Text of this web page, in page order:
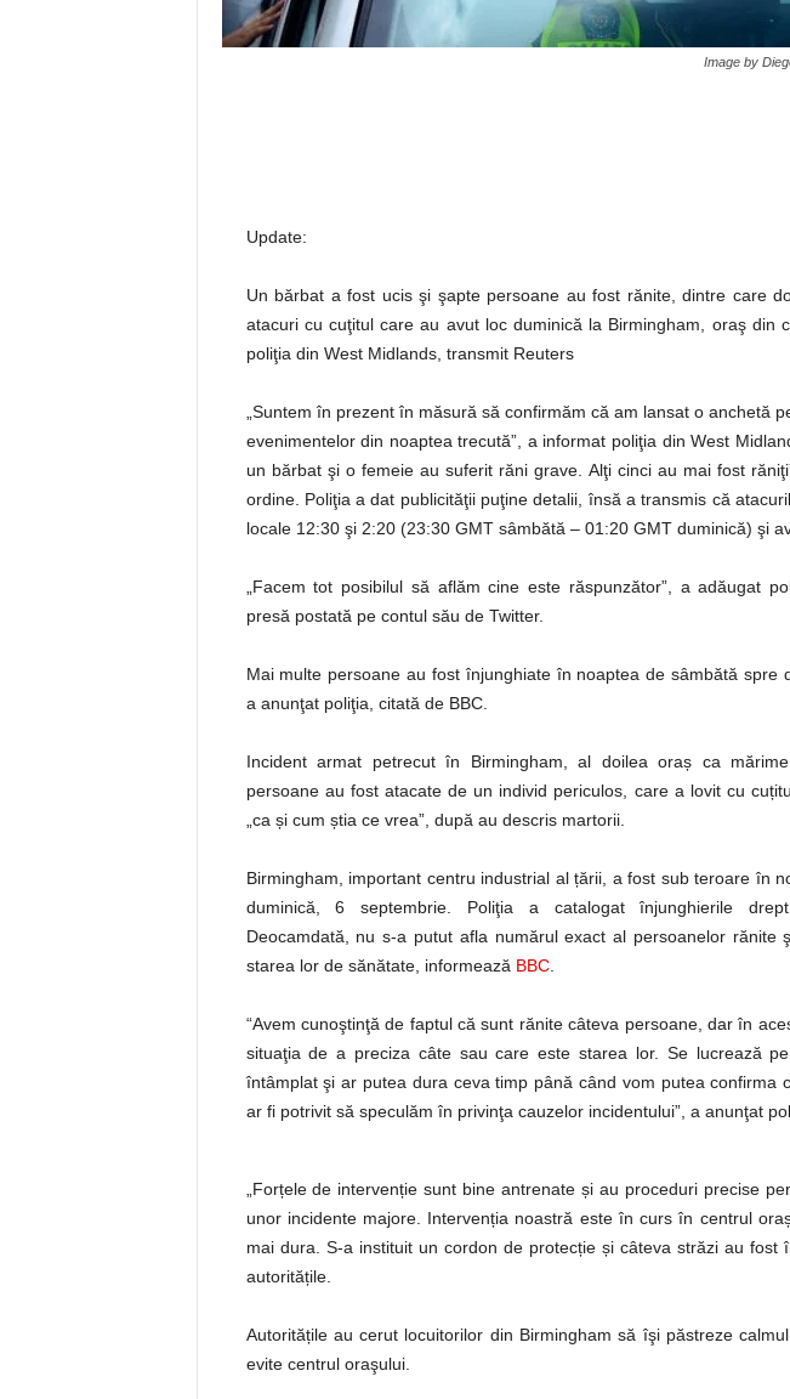
Image by
Update:
Un bărbat a fost ucis şi şapte persoane au fost rănite, dintre care
atacuri cu cuţitul care au avut loc duminică la Birmingham, oraş din
poliţia din West Midlands, transmit Reuters
„Suntem în prezent în măsură să confirmăm că am lansat o anchetă
evenimentelor din noaptea trecută”, a informat poliţia din West
un bărbat şi o femeie au suferit răni grave. Alţi cinci au mai fost
ordine. Poliţia a dat publicităţii puţine detalii, însă a transmis că
locale 12:30 şi 2:20 (23:30 GMT sâmbătă – 01:20 GMT duminică) şi
„Facem tot posibilul să aflăm cine este răspunzător”, a adăugat
presă postată pe contul său de Twitter.
Mai multe persoane au fost înjunghiate în noaptea de sâmbătă spre
a anunţat poliţia, citată de BBC.
Incident armat petrecut în Birmingham, al doilea oraș ca
persoane au fost atacate de un individ periculos, care a lovit cu
„ca și cum știa ce vrea”, după au descris martorii.
Birmingham, important centru industrial al țării, a fost sub teroare în
duminică, 6 septembrie. Poliţia a catalogat înjunghierile
Deocamdată, nu s-a putut afla numărul exact al persoanelor rănite
starea lor de sănătate, informează BBC.
“Avem cunoştinţă de faptul că sunt rănite câteva persoane, dar în
situaţia de a preciza câte sau care este starea lor. Se lucrează
întâmplat şi ar putea dura ceva timp până când vom putea confirma
ar fi potrivit să speculăm în privinţa cauzelor incidentului”, a anunţat
„Forțele de intervenție sunt bine antrenate și au proceduri precise
unor incidente majore. Intervenția noastră este în curs în centrul
mai dura. S-a instituit un cordon de protecție și câteva străzi au fost
autoritățile.
Autoritățile au cerut locuitorilor din Birmingham să îşi păstreze
evite centrul oraşului.